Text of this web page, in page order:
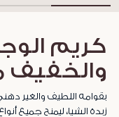
كريم
والخفيف
بقوامه اللطيف والغير
زبدة الشيا، ليمنح جميع